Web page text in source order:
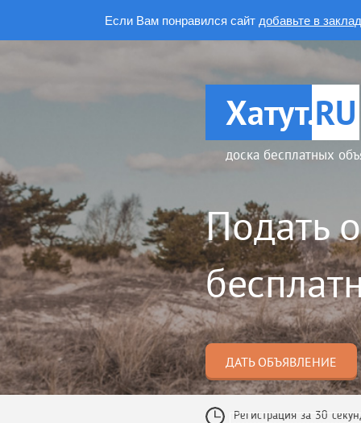
Если Вам понравился сайт добавьте в
Хатут.RU
доска бесплатных
Подать
ДАТЬ ОБЪЯВЛЕНИЕ
Регистрация за 30